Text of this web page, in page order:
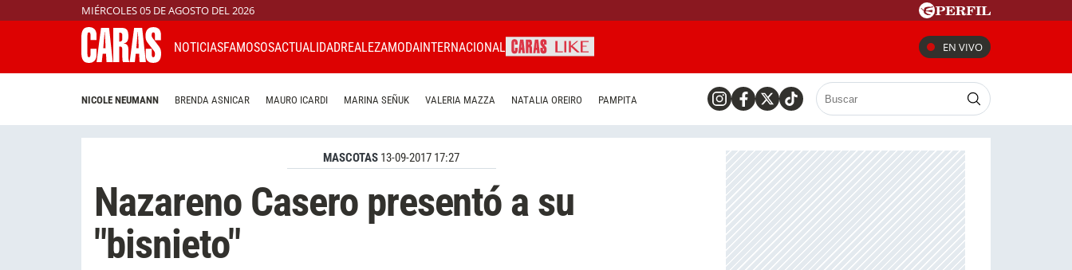
MIÉRCOLES 05 DE AGOSTO DEL 2026
NOTICIASFAMOSOSACTUALIDADREALEZAMODAINTERNACIONAL EN VIVO
NICOLE NEUMANN BRENDA ASNICAR MAURO ICARDI MARINA SEÑUK VALERIA MAZZA NATALIA OREIRO PAMPITA
MASCOTAS 13-09-2017 17:27
Nazareno Casero presentó a su
"bisnieto"